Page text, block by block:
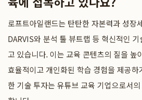
로프트아일랜드는 탄탄한 자본력과 성장
DARVIS와 분석 툴 뷰트랩 등 혁신적인
고 있습니다. 이는 교육 콘텐츠의 질을 높
효율적이고 개인화된 학습 경험을 제공하
한 기술 투자는 유튜브 교육 기업으로서